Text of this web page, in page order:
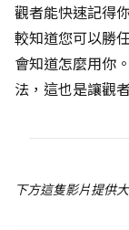
觀者能快速記得
較知道您可以勝
會知道怎麼用你
法，這也是讓觀
下方這隻影片提供